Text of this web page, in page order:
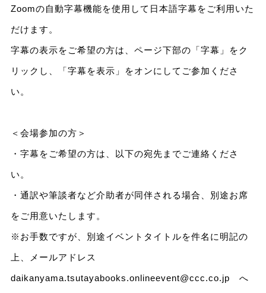
Zoomの自動字幕機能を使用して日本語字幕をご利用いた
だけます。
字幕の表示をご希望の方は、ページ下部の「字幕」をク
リックし、「字幕を表示」をオンにしてご参加くださ
い。
＜会場参加の方＞
・字幕をご希望の方は、以下の宛先までご連絡くださ
い。
・通訳や筆談者など介助者が同伴される場合、別途お席
をご用意いたします。
※お手数ですが、別途イベントタイトルを件名に明記の
上、メールアドレス
daikanyama.tsutayabooks.onlineevent@ccc.co.jp へ